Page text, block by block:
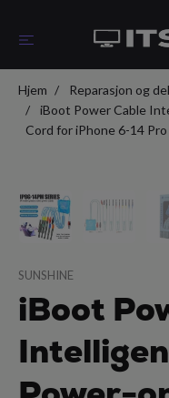
Hjem Reparasjon og
iBoot Power Cable
Cord for iPhone 6-14
SUNSHINE
iBoot